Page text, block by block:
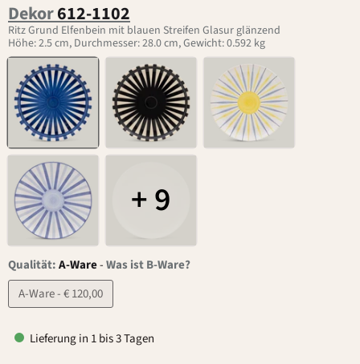
Dekor612-1102
Ritz Grund Elfenbein mit blauen Streifen Glasur glänzend
Höhe: 2.5 cm, Durchmesser: 28.0 cm, Gewicht: 0.592 kg
+ 9
Qualität:A-Ware-Was ist B-Ware?
A-Ware - € 120,00
Lieferung in 1 bis 3 Tagen